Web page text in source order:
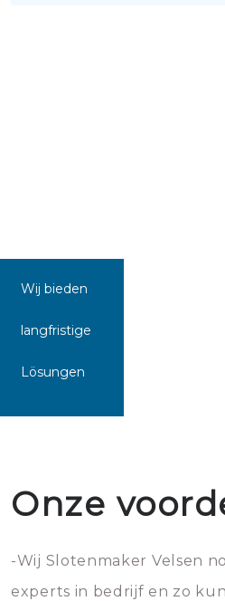
Wij bieden
langfristige
Lösungen
Onze
-Wij Slotenmaker Velsen
experts in bedrijf en zo